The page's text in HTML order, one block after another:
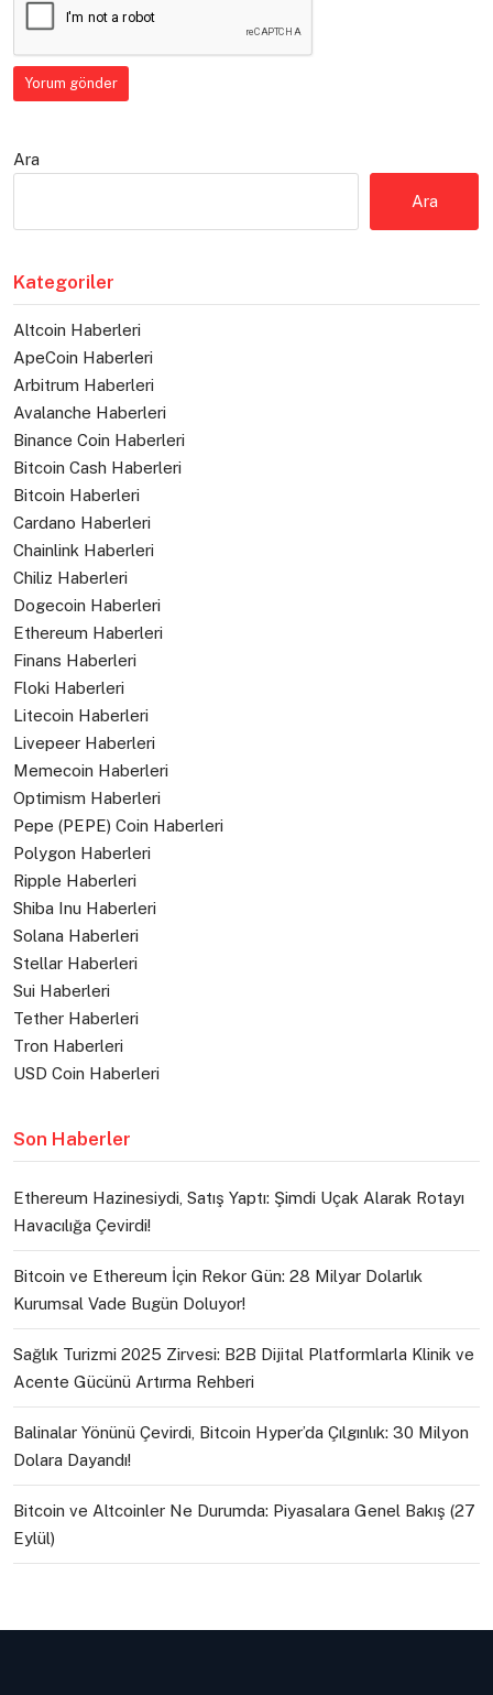
Ara
Ara
Kategoriler
Altcoin Haberleri
ApeCoin Haberleri
Arbitrum Haberleri
Avalanche Haberleri
Binance Coin Haberleri
Bitcoin Cash Haberleri
Bitcoin Haberleri
Cardano Haberleri
Chainlink Haberleri
Chiliz Haberleri
Dogecoin Haberleri
Ethereum Haberleri
Finans Haberleri
Floki Haberleri
Litecoin Haberleri
Livepeer Haberleri
Memecoin Haberleri
Optimism Haberleri
Pepe (PEPE) Coin Haberleri
Polygon Haberleri
Ripple Haberleri
Shiba Inu Haberleri
Solana Haberleri
Stellar Haberleri
Sui Haberleri
Tether Haberleri
Tron Haberleri
USD Coin Haberleri
Son Haberler
Ethereum Hazinesiydi, Satış Yaptı: Şimdi Uçak Alarak Rotayı
Havacılığa Çevirdi!
Bitcoin ve Ethereum İçin Rekor Gün: 28 Milyar Dolarlık
Kurumsal Vade Bugün Doluyor!
Sağlık Turizmi 2025 Zirvesi: B2B Dijital Platformlarla Klinik ve
Acente Gücünü Artırma Rehberi
Balinalar Yönünü Çevirdi, Bitcoin Hyper’da Çılgınlık: 30 Milyon
Dolara Dayandı!
Bitcoin ve Altcoinler Ne Durumda: Piyasalara Genel Bakış (27
Eylül)